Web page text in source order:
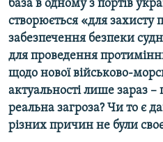
база в одному з портів
створюється «для захисту
забезпечення безпеки
для проведення
щодо нової військово-
актуальності лише зараз –
реальна загроза? Чи то є
різних причин не були